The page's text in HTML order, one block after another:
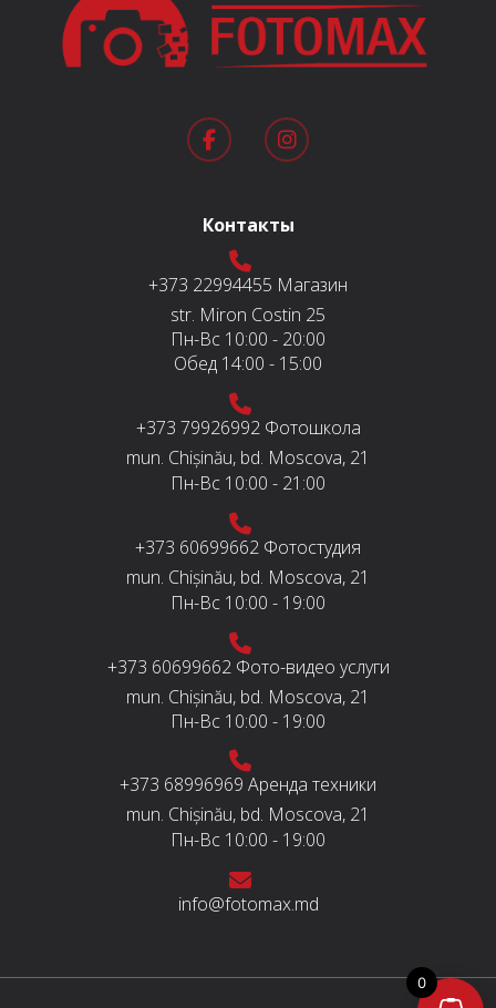
Контакты
+373 22994455 Магазин
str. Miron Costin 25
Пн-Вс 10:00 - 20:00
Обед 14:00 - 15:00
+373 79926992 Фотошкола
mun. Chișinău, bd. Moscova, 21
Пн-Вс 10:00 - 21:00
+373 60699662 Фотостудия
mun. Chișinău, bd. Moscova, 21
Пн-Вс 10:00 - 19:00
+373 60699662 Фото-видео услуги
mun. Chișinău, bd. Moscova, 21
Пн-Вс 10:00 - 19:00
+373 68996969 Аренда техники
mun. Chișinău, bd. Moscova, 21
Пн-Вс 10:00 - 19:00
info@fotomax.md
0